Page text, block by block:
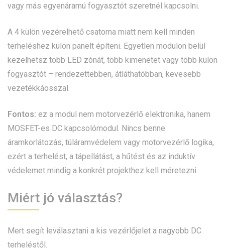
vagy más egyenáramú fogyasztót szeretnél kapcsolni.
A 4 külön vezérelhető csatorna miatt nem kell minden
terheléshez külön panelt építeni. Egyetlen modulon belül
kezelhetsz több LED zónát, több kimenetet vagy több külön
fogyasztót – rendezettebben, átláthatóbban, kevesebb
vezetékkáosszal.
Fontos: ez a modul nem motorvezérlő elektronika, hanem
MOSFET-es DC kapcsolómodul. Nincs benne
áramkorlátozás, túláramvédelem vagy motorvezérlő logika,
ezért a terhelést, a tápellátást, a hűtést és az induktív
védelemet mindig a konkrét projekthez kell méretezni.
Miért jó választás?
Mert segít leválasztani a kis vezérlőjelet a nagyobb DC
terheléstől.